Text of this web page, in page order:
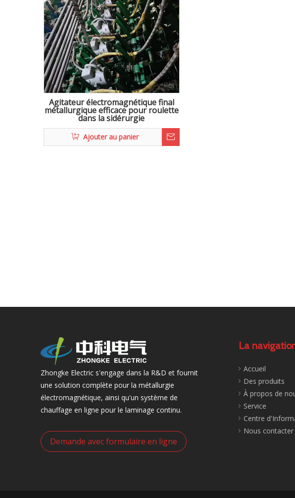
Agitateur électromagnétique final
métallurgique efficace pour roulette
dans la sidérurgie
Ajouter au panier
Zhongke Electric s'engage dans la R&D et fournit
une solution complète pour la métallurgie
électromagnétique, ainsi qu'un système de
chauffage en ligne pour le laminage continu.
Demande avec formulaire en ligne
La
Accueil
Des produits
À propos de
Service
Centre
Nous contacter